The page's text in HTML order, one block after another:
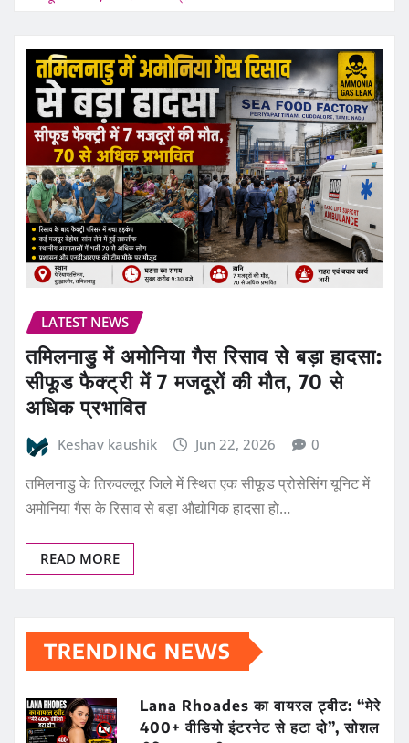
LATEST NEWS
तमिलनाडु में अमोनिया गैस रिसाव से बड़ा हादसा:
सीफूड फैक्ट्री में 7 मजदूरों की मौत, 70 से
अधिक प्रभावित
Keshav kaushik Jun 22, 2026 0
तमिलनाडु के तिरुवल्लूर जिले में स्थित एक सीफूड प्रोसेसिंग यूनिट में
अमोनिया गैस के रिसाव से बड़ा औद्योगिक हादसा हो…
READ MORE
TRENDING NEWS
Lana Rhoades का वायरल ट्वीट: “मेरे
400+ वीडियो इंटरनेट से हटा दो”, सोशल